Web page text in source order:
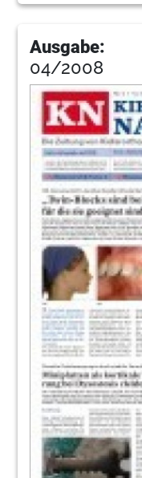
Ausgabe:
04/2008